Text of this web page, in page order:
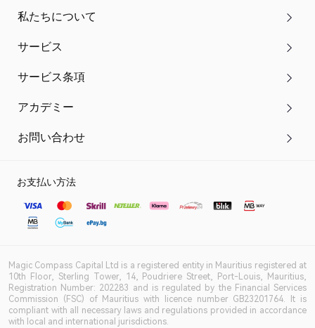
私たちについて
サービス
サービス条項
アカデミー
お問い合わせ
お支払い方法
Magic Compass Capital Ltd is a registered entity in Mauritius registered at
10th Floor, Sterling Tower, 14, Poudriere Street, Port-Louis, Mauritius,
Registration Number: 202283 and is regulated by the Financial Services
Commission (FSC) of Mauritius with licence number GB23201764. It is
compliant with all necessary laws and regulations provided in accordance
with local and international jurisdictions.